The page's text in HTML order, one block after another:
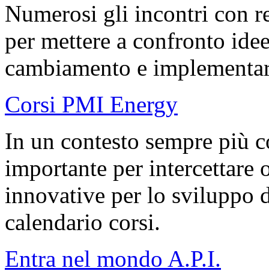
Numerosi gli incontri con
per mettere a confronto
cambiamento e
Corsi PMI Energy
In un contesto sempre più
importante per intercettare
innovative per lo sviluppo
calendario corsi.
Entra nel mondo A.P.I.